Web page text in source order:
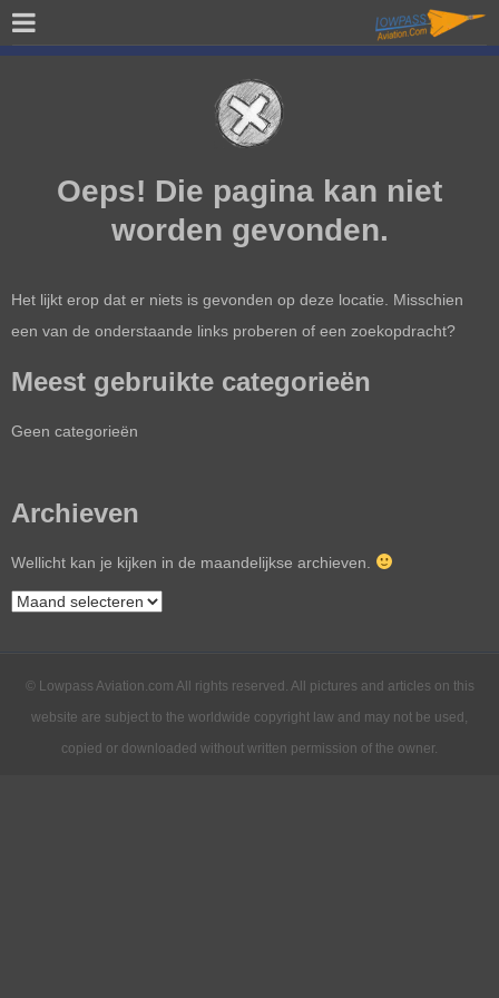
Oeps! Die pagina kan niet
worden gevonden.
Het lijkt erop dat er niets is gevonden op deze locatie. Misschien
een van de onderstaande links proberen of een zoekopdracht?
Meest gebruikte categorieën
Geen categorieën
Archieven
Wellicht kan je kijken in de maandelijkse archieven.
© Lowpass Aviation.com All rights reserved. All pictures and articles on this
website are subject to the worldwide copyright law and may not be used,
copied or downloaded without written permission of the owner.